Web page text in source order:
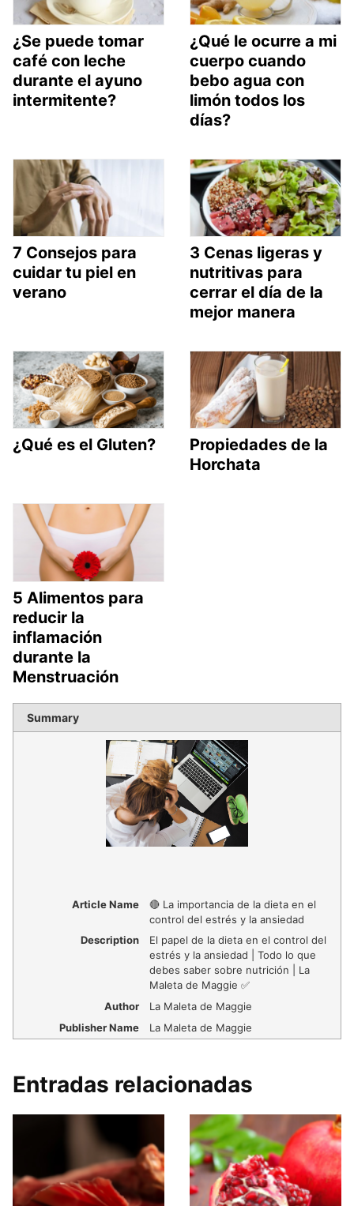
¿Se puede tomar
café con leche
durante el ayuno
intermitente?
¿Qué le ocurre a mi
cuerpo cuando
bebo agua con
limón todos los
días?
7 Consejos para
cuidar tu piel en
verano
3 Cenas ligeras y
nutritivas para
cerrar el día de la
mejor manera
¿Qué es el Gluten?
Propiedades de la
Horchata
5 Alimentos para
reducir la
inflamación
durante la
Menstruación
Summary
Article Name
🔴 La importancia de la dieta en el
control del estrés y la ansiedad
Description
El papel de la dieta en el control del
estrés y la ansiedad | Todo lo que
debes saber sobre nutrición | La
Maleta de Maggie ✅
Author
La Maleta de Maggie
Publisher Name
La Maleta de Maggie
Entradas relacionadas